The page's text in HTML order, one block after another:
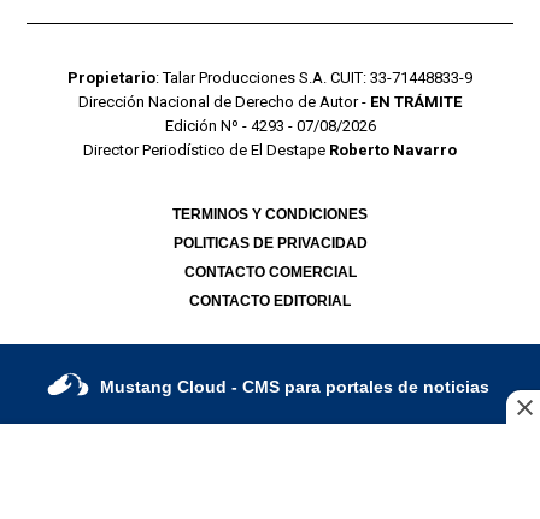
Propietario: Talar Producciones S.A. CUIT: 33-71448833-9
Dirección Nacional de Derecho de Autor - EN TRÁMITE
Edición Nº - 4293 - 07/08/2026
Director Periodístico de El Destape Roberto Navarro
TERMINOS Y CONDICIONES
POLITICAS DE PRIVACIDAD
CONTACTO COMERCIAL
CONTACTO EDITORIAL
Mustang Cloud - CMS para portales de noticias